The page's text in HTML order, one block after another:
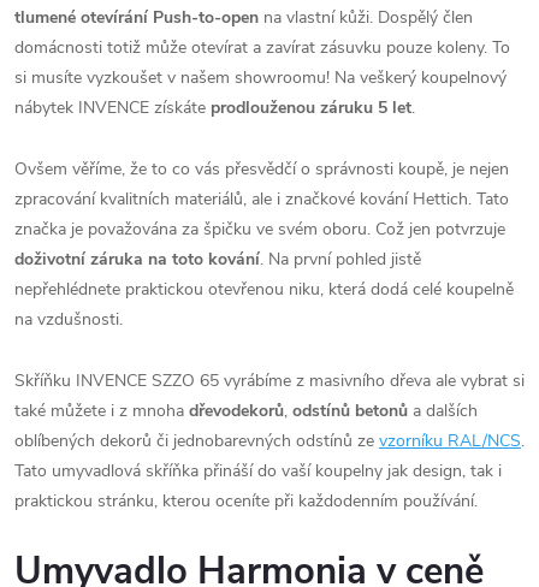
tlumené otevírání Push-to-open na vlastní kůži. Dospělý člen
domácnosti totiž může otevírat a zavírat zásuvku pouze koleny. To
si musíte vyzkoušet v našem showroomu! Na veškerý koupelnový
nábytek INVENCE získáte prodlouženou záruku 5 let.
Ovšem věříme, že to co vás přesvědčí o správnosti koupě, je nejen
zpracování kvalitních materiálů, ale i značkové kování Hettich. Tato
značka je považována za špičku ve svém oboru. Což jen potvrzuje
doživotní záruka na toto kování. Na první pohled jistě
nepřehlédnete praktickou otevřenou niku, která dodá celé koupelně
na vzdušnosti.
Skříňku INVENCE SZZO 65 vyrábíme z masivního dřeva ale vybrat si
také můžete i z mnoha dřevodekorů, odstínů betonů a dalších
oblíbených dekorů či jednobarevných odstínů ze vzorníku RAL/NCS.
Tato umyvadlová skříňka přináší do vaší koupelny jak design, tak i
praktickou stránku, kterou oceníte při každodenním používání.
Umyvadlo Harmonia v ceně